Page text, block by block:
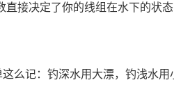
接决定了你的线组在水下的状态
么记：钓深水用大漂，钓浅水用